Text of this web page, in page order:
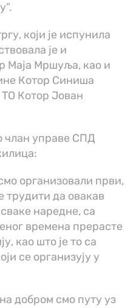
који је испунила
је и
Маја Мршуља, као и
Котор Синиша
Котор Јован
члан управе СПД
организовали први,
трудити да овакав
наредне, са
времена прерасте
као што је то са
се организују у
добром смо путу уз